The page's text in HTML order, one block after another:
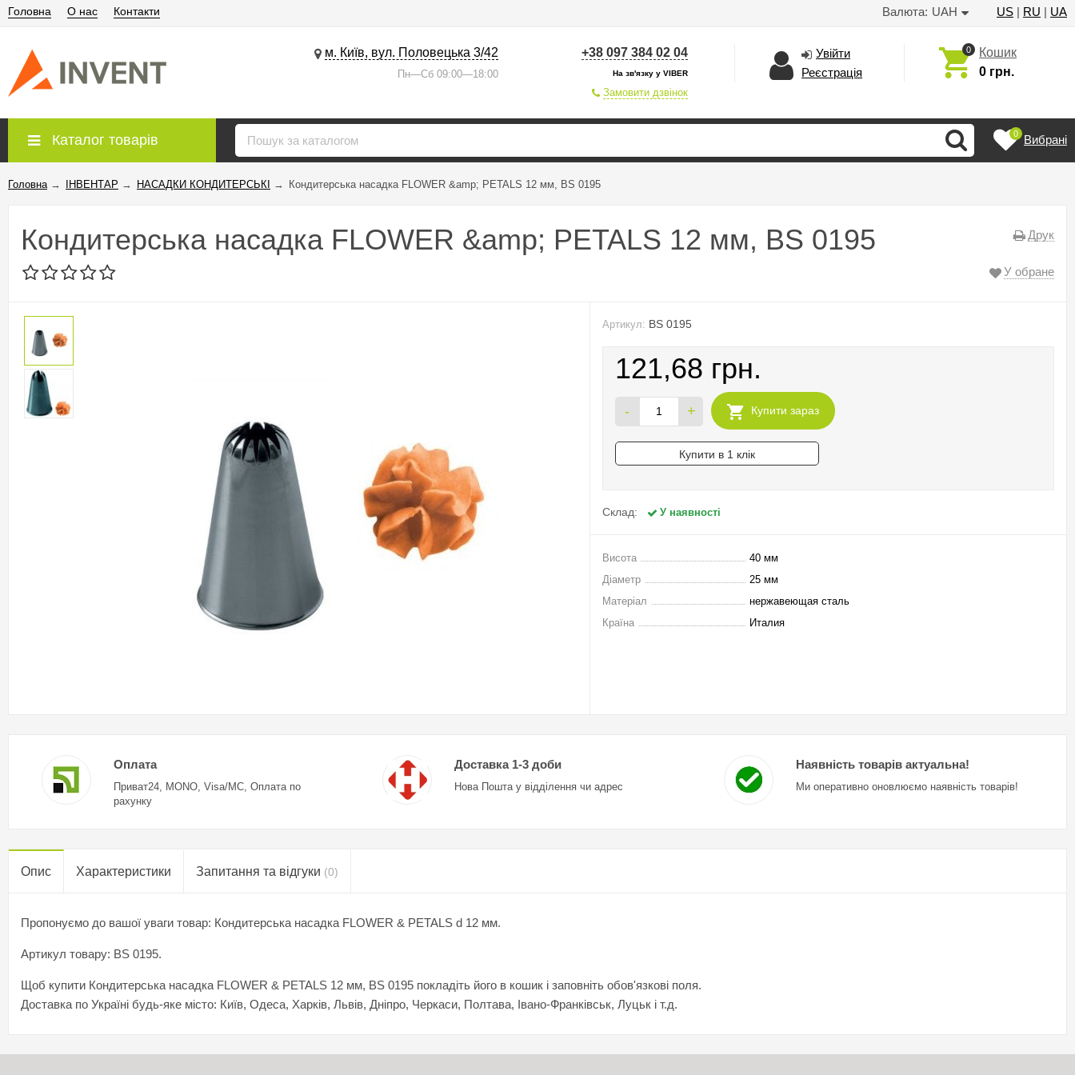
Валюта: UAH US | RU | UA
Головна О нас Контакти
м. Київ, вул. Половецька 3/42
Пн—Сб 09:00—18:00
+38 097 384 02 04
На зв'язку у VIBER
Замовити дзвінок
Увійти
Реєстрація
0
Кошик
0 грн.
Каталог товарів 0 Вибрані
Головна → ІНВЕНТАР → НАСАДКИ КОНДИТЕРСЬКІ → Кондитерська насадка FLOWER &amp; PETALS 12 мм, BS 0195
Друк
Кондитерська насадка FLOWER &amp; PETALS 12 мм, BS 0195
У обране
Артикул: BS 0195
121,68 грн.
- + Купити зараз
Купити в 1 клік
Склад: У наявності
Висота
40 мм
Діаметр
25 мм
Матеріал
нержавеющая сталь
Країна
Италия
Оплата
Приват24, MONO, Visa/MC, Оплата по
рахунку
Доставка 1-3 доби
Нова Пошта у відділення чи адрес
Наявність товарів актуальна!
Ми оперативно оновлюємо наявність товарів!
Опис Характеристики Запитання та відгуки (0)
Пропонуємо до вашої уваги товар: Кондитерська насадка FLOWER & PETALS d 12 мм.
Артикул товару: BS 0195.
Щоб купити Кондитерська насадка FLOWER & PETALS 12 мм, BS 0195 покладіть його в кошик і заповніть обов'язкові поля.
Доставка по Україні будь-яке місто: Київ, Одеса, Харків, Львів, Дніпро, Черкаси, Полтава, Івано-Франківськ, Луцьк і т.д.